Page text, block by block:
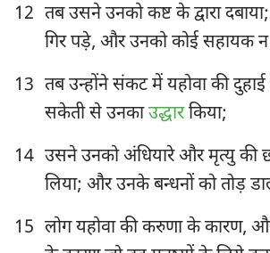
12 तब उसने उनको कष्ट के द्वारा
गिर पड़े, और उनको कोई सहायक न
13 तब उन्होंने संकट में यहोवा की
सकेती से उनकाउद्धारकिया;
14 उसने उनको अंधियारे और मृत्यु की
लिया; और उनके बन्धनों को तोड़
15 लोग यहोवा की करुणा के कारण,